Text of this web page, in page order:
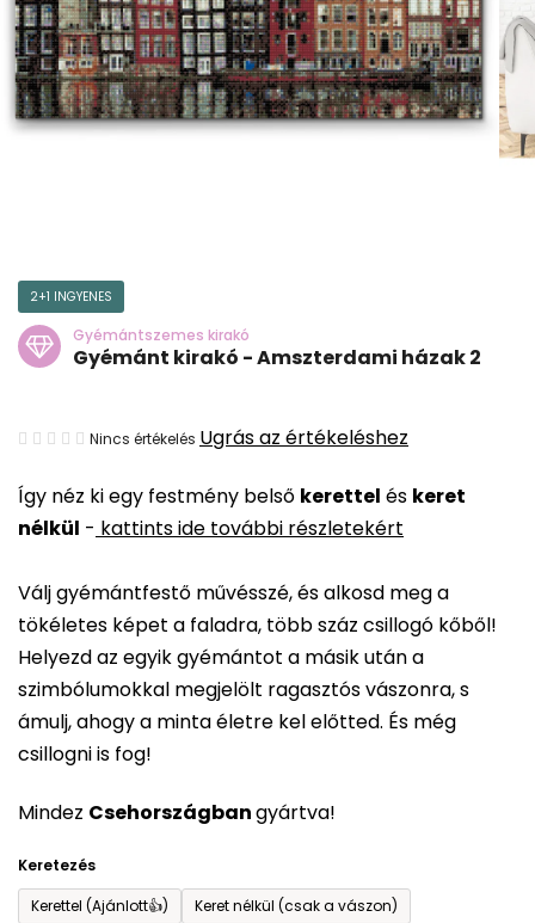
Így néz ki egy festmény belső kerettel és keret
nélkül - kattints ide további részletekért
Válj gyémántfestő művésszé, és alkosd meg a
tökéletes képet a faladra, több száz csillogó kőből!
Helyezd az egyik gyémántot a másik után a
szimbólumokkal megjelölt ragasztós vászonra, s
ámulj, ahogy a minta életre kel előtted. És még
csillogni is fog!
Mindez Csehországbangyártva!
Keretezés
Kerettel (Ajánlott👍)
Keret nélkül (csak a vászon)
2+1 INGYENES
Gyémántszemes kirakó
Gyémánt kirakó - Amszterdami házak 2
A
átlagos
értékelése
ből
0,0
csillag.
Nincs értékelés Ugrás az értékeléshez